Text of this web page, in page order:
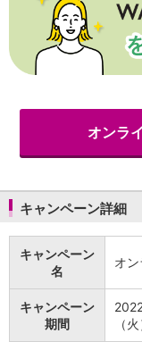
介護保険
カード
クレジットカード
デビットカード
アプリ
イオン銀行アプリTOP
通帳アプリ
イオングループアプリ
iAEON
AEON Pay
支払・入金・サービス
支払・入金
AEON Pay
口座振替サービス
自動入金サービス
オンラ
キャンペーン詳細
キャンペーン
名
オ
キャンペーン
期間
（火